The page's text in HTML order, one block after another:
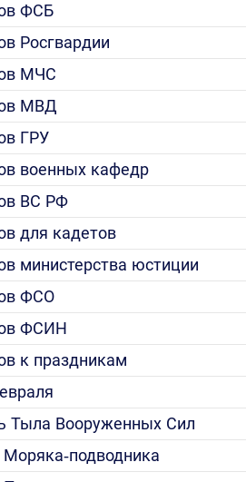
ФСБ
Росгвардии
МЧС
МВД
ГРУ
военных кафедр
ВС РФ
для кадетов
министерства юстиции
ФСО
ФСИН
к праздникам
Тыла Вооруженных Сил
подводника